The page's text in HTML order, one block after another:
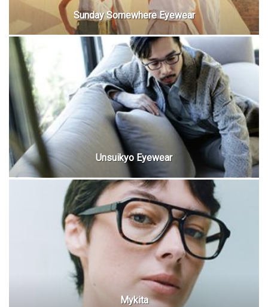
Sunday Somewhere Eyewear
Unsuikyo Eyewear
Mykita